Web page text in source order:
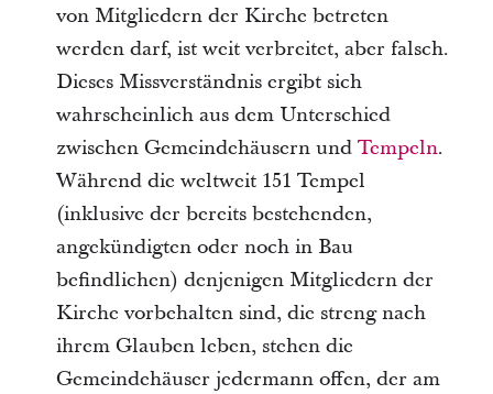
von Mitgliedern der Kirche betreten
werden darf, ist weit verbreitet, aber falsch.
Dieses Missverständnis ergibt sich
wahrscheinlich aus dem Unterschied
zwischen Gemeindehäusern und Tempeln.
Während die weltweit 151 Tempel
(inklusive der bereits bestehenden,
angekündigten oder noch in Bau
befindlichen) denjenigen Mitgliedern der
Kirche vorbehalten sind, die streng nach
ihrem Glauben leben, stehen die
Gemeindehäuser jedermann offen, der am